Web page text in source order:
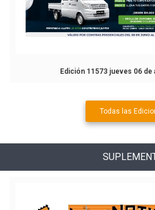
Edición 11573 jueves 06
Todas las